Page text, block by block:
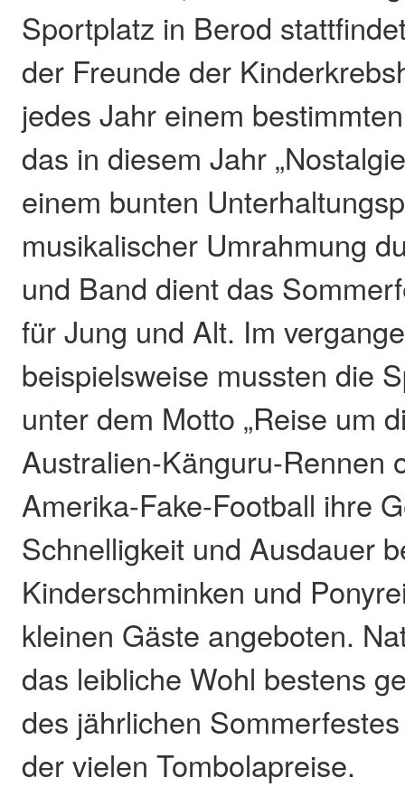
Sportplatz in Berod
der Freunde der
jedes Jahr einem
das in diesem Jahr
einem bunten
musikalischer Umrahmung
und Band dient das
für Jung und Alt. Im
beispielsweise mussten die
unter dem Motto „Reise um
Australien-Känguru-Rennen
Amerika-Fake-Football ihre
Schnelligkeit und Ausdauer
Kinderschminken und
kleinen Gäste angeboten.
das leibliche Wohl bestens
des jährlichen
der vielen Tombolapreise.